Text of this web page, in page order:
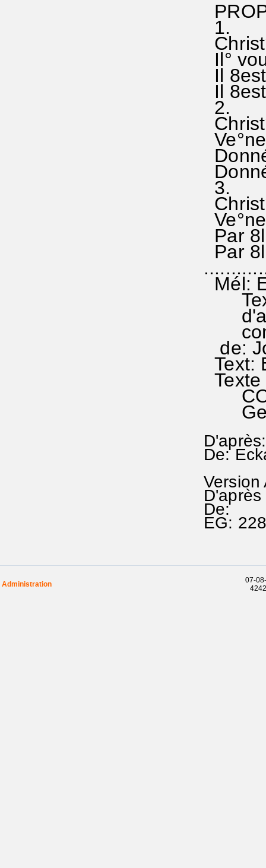
1.
Il°
Il
Il
2.
3.
Par
Par
Mél:
de:
Text:
De:
Version
De:
EG:
Administration
07-